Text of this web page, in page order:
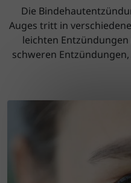
Die
Auges tritt in
leichten
schweren